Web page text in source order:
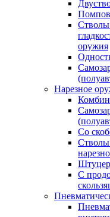
Стволы
оружия
Нарезное
Со
Стволы
С